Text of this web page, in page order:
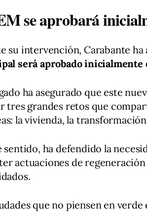
se aprobará
su intervención, Carabante ha
será aprobado inicialmente
ha asegurado que este
tres grandes retos que
la vivienda, la
sentido, ha defendido la
actuaciones de
que no piensen en verde